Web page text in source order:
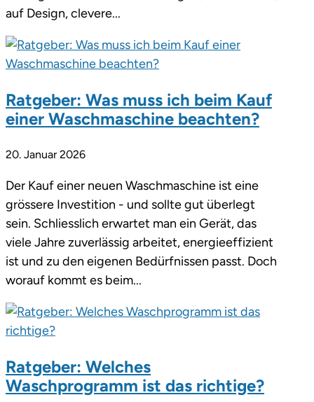
auf Design, clevere...
Ratgeber: Was muss ich beim Kauf
einer Waschmaschine beachten?
20. Januar 2026
Der Kauf einer neuen Waschmaschine ist eine
grössere Investition - und sollte gut überlegt
sein. Schliesslich erwartet man ein Gerät, das
viele Jahre zuverlässig arbeitet, energieeffizient
ist und zu den eigenen Bedürfnissen passt. Doch
worauf kommt es beim...
Ratgeber: Welches
Waschprogramm ist das richtige?